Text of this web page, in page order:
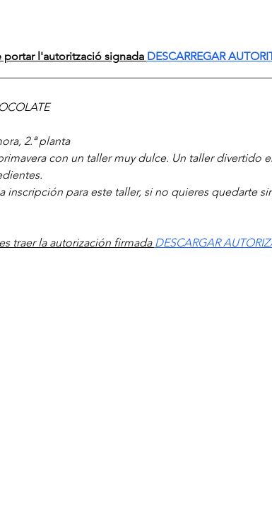
portar l'autorització signada DESCARREGAR
2.ª planta
con un taller muy dulce. Un taller divertido
inscripción para este taller, si no quieres quedarte
traer la autorización firmada DESCARGAR